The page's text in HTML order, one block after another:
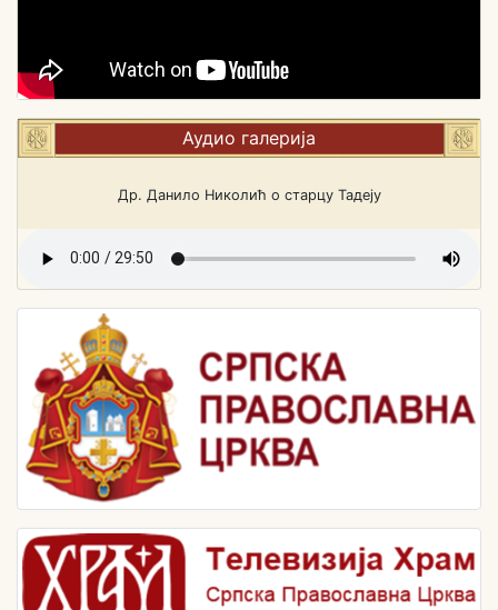
Аудио галерија
Др. Данило Николић о старцу Тадеју